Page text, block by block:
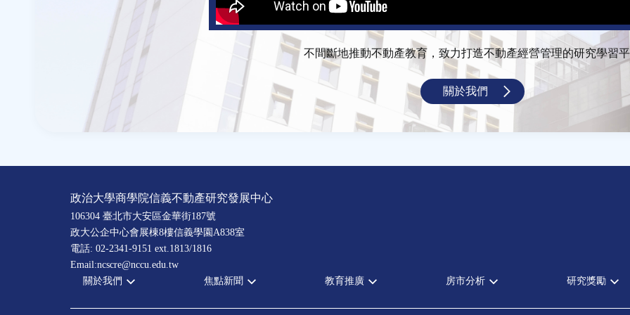
不間斷地推動不動產教育，致力打造不動產經營管理的研究學習
關於我們
政治大學商學院信義不動產研究發展中心
106304 臺北市大安區金華街187號
政大公企中心會展棟8樓信義學園A838室
電話: 02-2341-9151 ext.1813/1816
Email:ncscre@nccu.edu.tw
關於我們
宗旨願景
焦點新聞
全部新聞
教育推廣
全部活動
房市分析
房市分析
研究獎勵
中心獎勵